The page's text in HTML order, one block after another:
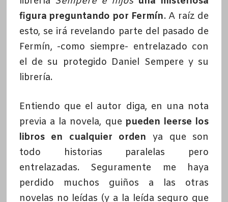
figura preguntando por Fermín. A raíz de
esto, se irá revelando parte del pasado de
Fermín, -como siempre- entrelazado con
el de su protegido Daniel Sempere y su
librería.
Entiendo que el autor diga, en una nota
previa a la novela, quepueden leerse los
libros en cualquier orden ya que son
todo historias paralelas pero
entrelazadas. Seguramente me haya
perdido muchos guiños a las otras
novelas no leídas (y a la leída seguro que